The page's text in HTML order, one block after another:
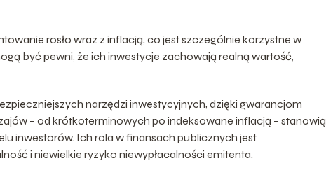
rosło wraz z inflacją, co jest szczególnie korzystne w
być pewni, że ich inwestycje zachowają realną wartość,
narzędzi inwestycyjnych, dzięki gwarancjom
– od krótkoterminowych po indeksowane inflacją – stanowią
inwestorów. Ich rola w finansach publicznych jest
i niewielkie ryzyko niewypłacalności emitenta.